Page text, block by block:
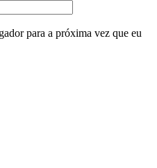
para a próxima vez que eu